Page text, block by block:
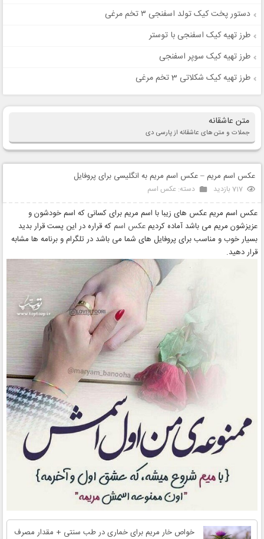
دستور پخت کیک تولد اسفنجی ۳ تخم مرغی
طرز تهیه کیک اسفنجی با توستر
طرز تهیه کیک سوپر اسفنجی
طرز تهیه کیک شکلاتی 3 تخم مرغی
متن عاشقانه
جملات و متن های عاشقانه از پارسی دی
عکس اسم مریم – عکس اسم مریم به انگلیسی برای پروفایل
717 بازدید دسته: عکس اسم
عکس اسم مریم عکس های زیبا با اسم مریم برای کسانی که اسم خودشون و
عزیزشون مریم می باشد آماده کردیم عکس اسم که قراره در این پست قرار بدید
بسیار خوب و مناسب برای پروفایل های شما می باشد در تلگرام و برنامه ها مشابه
قرار دهید.
خواص خار مریم برای خماری در طب سنتی + مقدار مصرف